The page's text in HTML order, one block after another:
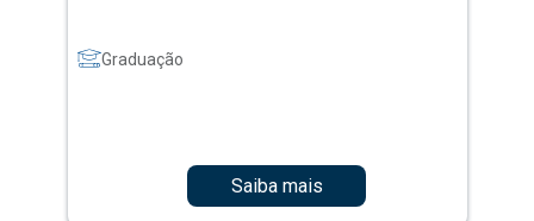
Graduação
Saiba mais